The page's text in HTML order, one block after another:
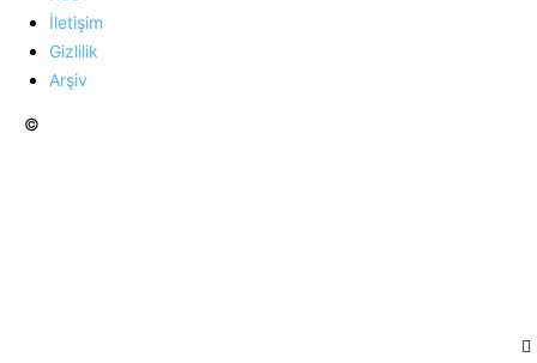
İletişim
Gizlilik
Arşiv
©